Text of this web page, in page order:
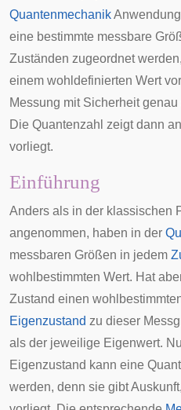
Quantenmechanik
eine bestimmte messbare
Zuständen zugeordnet
einem wohldefinierten Wert
Messung mit Sicherheit
Die Quantenzahl zeigt dann
vorliegt.
Einführung
Anders als in der klassischen
angenommen, haben in der
messbaren Größen in jedem
wohlbestimmten Wert. Hat
Zustand einen
Eigenzustand zu dieser
als der jeweilige Eigenwert.
Eigenzustand kann eine
werden, denn sie gibt